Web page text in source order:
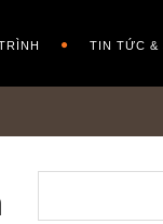
TIN TỨC &